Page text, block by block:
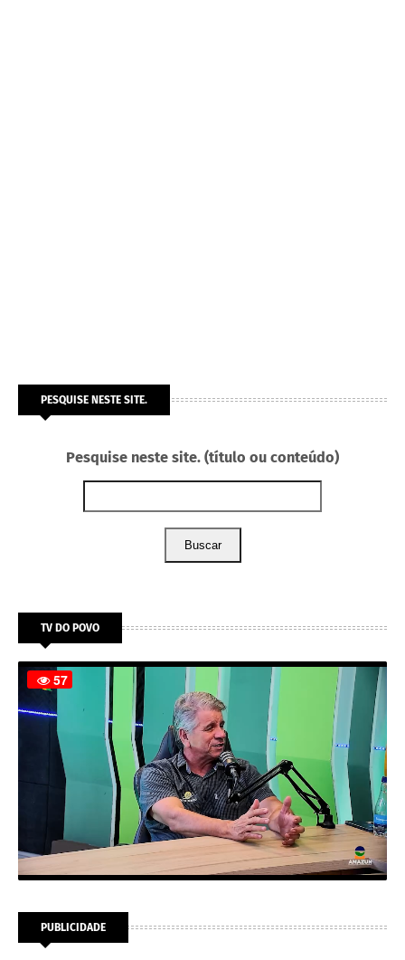
PESQUISE NESTE SITE.
Pesquise neste site. (título ou conteúdo)
Buscar
TV DO POVO
PUBLICIDADE